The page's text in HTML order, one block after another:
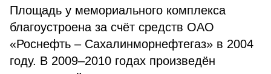
Площадь у мемориального комплекса
благоустроена за счёт средств ОАО
«Роснефть – Сахалинморнефтегаз» в 2004
году. В 2009–2010 годах произведён